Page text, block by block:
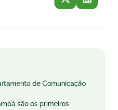
de Comunicação
são os primeiros